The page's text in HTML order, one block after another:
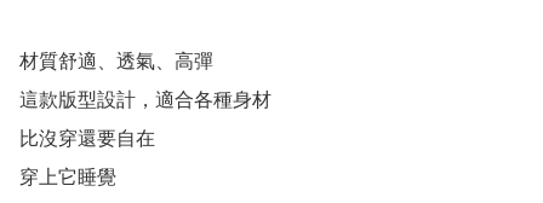
材質舒適、透氣、高彈
這款版型設計，適合各種身材
比沒穿還要自在
穿上它睡覺